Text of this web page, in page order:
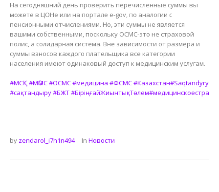
На сегодняшний день проверить перечисленные суммы вы
можете в ЦОНе или на портале e-gov, по аналогии с
пенсионными отчислениями. Но, эти суммы не является
вашими собственными, поскольку ОСМС-это не страховой
полис, а солидарная система. Вне зависимости от размера и
суммы взносов каждого плательщика все категории
населения имеют одинаковый доступ к медицинским услугам.
#МСҚ#МӘМС#ОСМС#медицина #ФСМС#Казахстан#SaqtandyryBot
#сақтандыру#БЖТ#БіріңғайЖиынтықТөлем
by zendarol_i7h1n494 In Новости